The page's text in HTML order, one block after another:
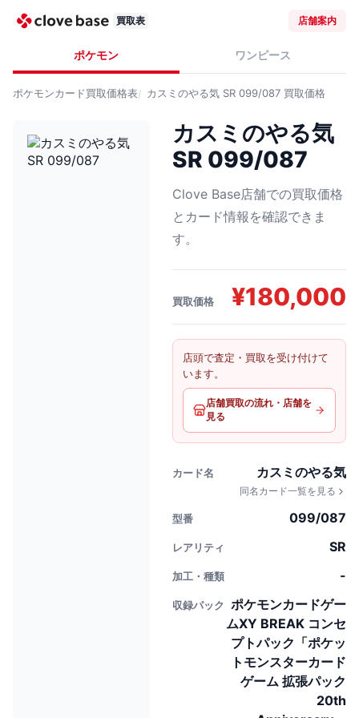
買取表 店舗案内
ポケモン ワンピース
ポケモンカード買取価格表 カスミのやる気 SR 099/087 買取価格
カスミのやる気
SR 099/087
Clove Base店舗での買取価格
とカード情報を確認できま
す。
買取価格 ¥180,000
店頭で査定・買取を受け付けて
います。
店舗買取の流れ・店舗を
見る
カード名 カスミのやる気
同名カード一覧を見る
型番 099/087
レアリティ SR
加工・種類 -
収録パック
ポケモンカードゲー
ムXY BREAK コンセ
プトパック「ポケッ
トモンスターカード
ゲーム 拡張パック
20th